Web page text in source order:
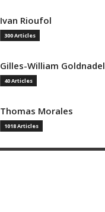
Ivan Rioufol
300 Articles
Gilles-William Goldnadel
40 Articles
Thomas Morales
1018 Articles